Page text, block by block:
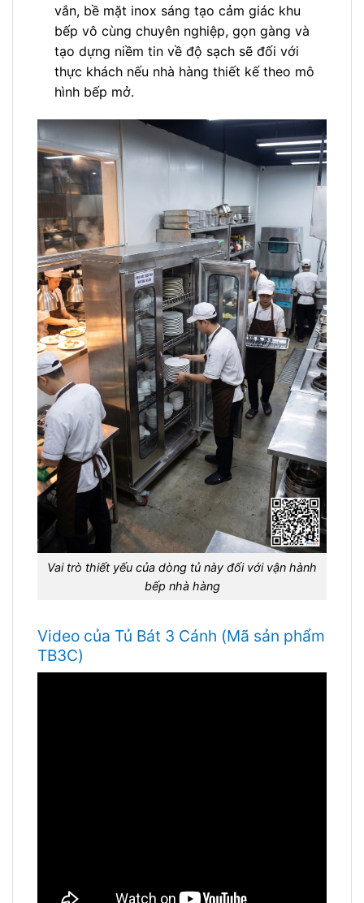
vắn, bề mặt inox sáng tạo cảm giác khu
bếp vô cùng chuyên nghiệp, gọn gàng và
tạo dựng niềm tin về độ sạch sẽ đối với
thực khách nếu nhà hàng thiết kế theo mô
hình bếp mở.
Vai trò thiết yếu của dòng tủ này đối với vận hành
bếp nhà hàng
Video của Tủ Bát 3 Cánh (Mã sản phẩm
TB3C)